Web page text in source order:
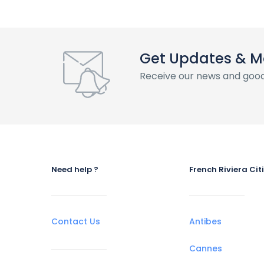
Get Updates &
Receive our news and
Need help ?
Contact Us
French Riviera
Antibes
Cannes